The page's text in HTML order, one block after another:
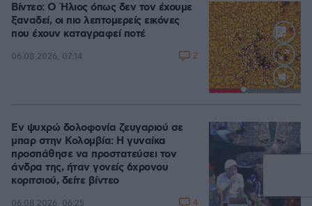
Loaded:
Βίντεο: Ο Ήλιος όπως δεν τον έχουμε
ξαναδεί, οι πιο λεπτομερείς εικόνες
που έχουν καταγραφεί ποτέ
06.08.2026, 07:14 2
Εν ψυχρώ δολοφονία ζευγαριού σε
μπαρ στην Κολομβία: Η γυναίκα
προσπάθησε να προστατεύσει τον
άνδρα της, ήταν γονείς 6χρονου
κοριτσιού, δείτε βίντεο
06.08.2026, 06:25 4